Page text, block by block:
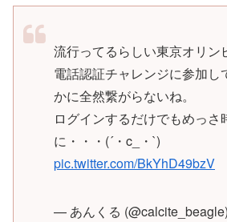
流行ってるらしい東京オリン
電話認証チャレンジに参加し
かに全然繋がらないね。
ログインするだけでもめっさ
に・・・(´・c_・`)
pic.twitter.com/BkYhD49bzV
— あんくる (@calcite_beagle)